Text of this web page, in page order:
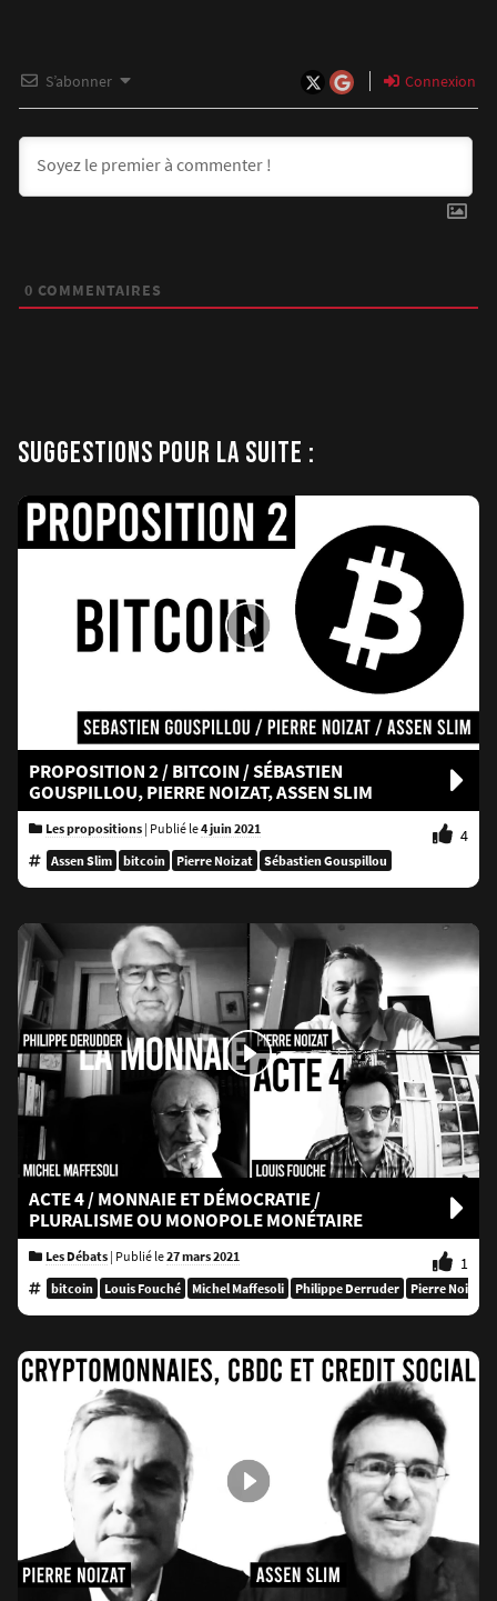
S’abonner Connexion
0 COMMENTAIRES
SUGGESTIONS POUR LA SUITE :
PROPOSITION 2 / BITCOIN / SÉBASTIEN
GOUSPILLOU, PIERRE NOIZAT, ASSEN SLIM
Les propositions | Publié le4 juin 2021 4
Assen Slim bitcoin Pierre Noizat Sébastien Gouspillou
ACTE 4 / MONNAIE ET DÉMOCRATIE /
PLURALISME OU MONOPOLE MONÉTAIRE
Les Débats | Publié le27 mars 2021 1
bitcoin Louis Fouché Michel Maffesoli Philippe Derruder Pierre Noizat